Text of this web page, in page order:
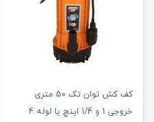
کف کش توان تک 50 متری
خروجی 1 و 1/4 اینچ یا لوله 4